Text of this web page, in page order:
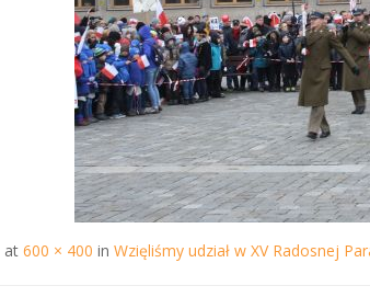
at 600 × 400 in Wzięliśmy udział w XV Radosnej